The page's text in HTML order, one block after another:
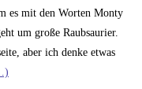
es mit den Worten Monty
um große Raubsaurier.
aber ich denke etwas